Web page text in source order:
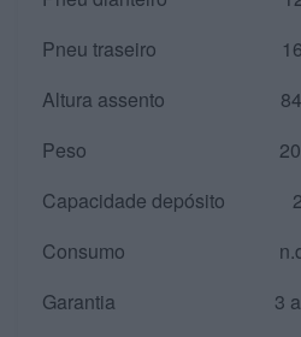
Pneu traseiro 160/
Altura assento 845
Peso 200
Capacidade depósito
Consumo
Garantia 3